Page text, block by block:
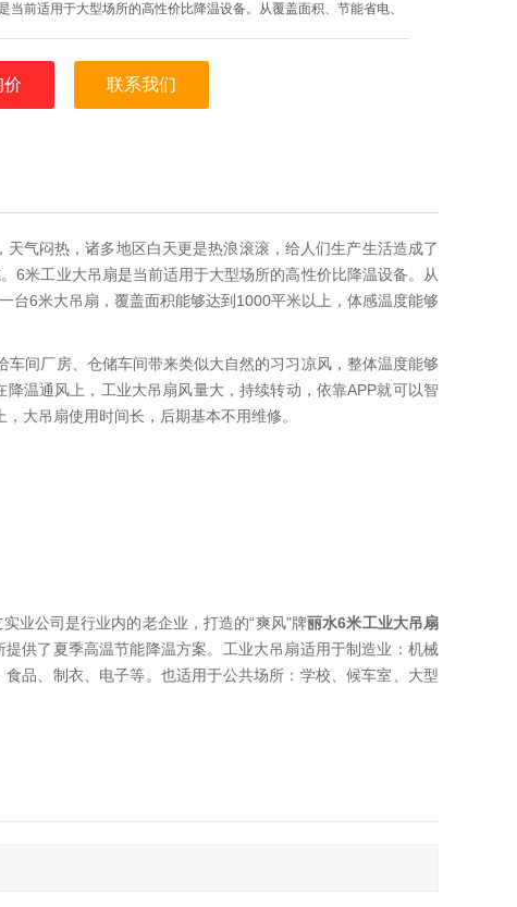
当前适用于大型场所的高性价比降温设备。从覆盖面积、节能省电、
比看，工业大吊扇都是性价比较高的降温设备。一台6米大吊扇，覆
1000平米以上，体感
价 联系我们
气闷热，诸多地区白天更是热浪滚滚，给人们生产生活造成了
6米工业大吊扇是当前适用于大型场所的高性价比降温设备。从
台6米大吊扇，覆盖面积能够达到1000平米以上，体感温度能够
间厂房、仓储车间带来类似大自然的习习凉风，整体温度能够
温通风上，工业大吊扇风量大，持续转动，依靠APP就可以智
大吊扇使用时间长，后期基本不用维修。
业公司是行业内的老企业，打造的“爽风"牌丽水6米工业大吊扇
供了夏季高温节能降温方案。工业大吊扇适用于制造业：机械
品、制衣、电子等。也适用于公共场所：学校、候车室、大型